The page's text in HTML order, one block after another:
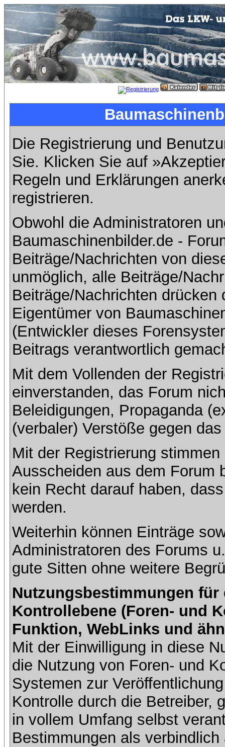
Die Registrierung und
Sie. Klicken Sie auf
Regeln und Erklärungen
registrieren.
Obwohl die Administratoren
Baumaschinenbilder.de -
Beiträge/Nachrichten von
unmöglich, alle Beiträge/
Beiträge/Nachrichten
Eigentümer von
(Entwickler dieses
Beitrags verantwortlich
Mit dem Vollenden der
einverstanden, das Forum
Beleidigungen, Propaganda
(verbaler) Verstöße gegen
Mit der Registrierung
Ausscheiden aus dem Forum
kein Recht darauf haben,
werden.
Weiterhin können Einträge
Administratoren des Forums
gute Sitten ohne weitere
Nutzungsbestimmungen
Kontrollebene (Foren- und
Funktion, WebLinks und
Mit der Einwilligung in diese
die Nutzung von Foren- und
Systemen zur
Kontrolle durch die Betreiber,
in vollem Umfang selbst
Bestimmungen als verbindlich